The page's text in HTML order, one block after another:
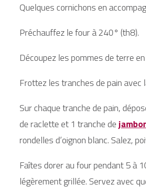
Quelques cornichons en
Préchauffez le four à 240° (th8).
Découpez les pommes de terre
Frottez les tranches de pain avec
Sur chaque tranche de pain,
de raclette et 1 tranche de
rondelles d’oignon blanc. Salez,
Faîtes dorer au four pendant 5 à
légèrement grillée. Servez avec